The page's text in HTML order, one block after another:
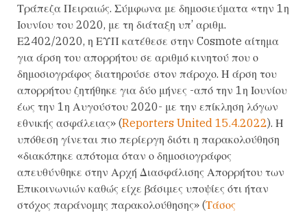
Τράπεζα Πειραιώς. Σύμφωνα με δημοσιεύματα «την 1η
Ιουνίου του 2020, με τη διάταξη υπ’ αριθμ.
Ε2402/2020, η ΕΥΠ κατέθεσε στην Cosmote αίτημα
για άρση του απορρήτου σε αριθμό κινητού που ο
δημοσιογράφος διατηρούσε στον πάροχο. Η άρση του
απορρήτου ζητήθηκε για δύο μήνες -από την 1η Ιουνίου
έως την 1η Αυγούστου 2020- με την επίκληση λόγων
εθνικής ασφάλειας» (Reporters United 15.4.2022). Η
υπόθεση γίνεται πιο περίεργη διότι η παρακολούθηση
«διακόπηκε απότομα όταν ο δημοσιογράφος
απευθύνθηκε στην Αρχή Διασφάλισης Απορρήτου των
Επικοινωνιών καθώς είχε βάσιμες υποψίες ότι ήταν
στόχος παράνομης παρακολούθησης» (Τάσος